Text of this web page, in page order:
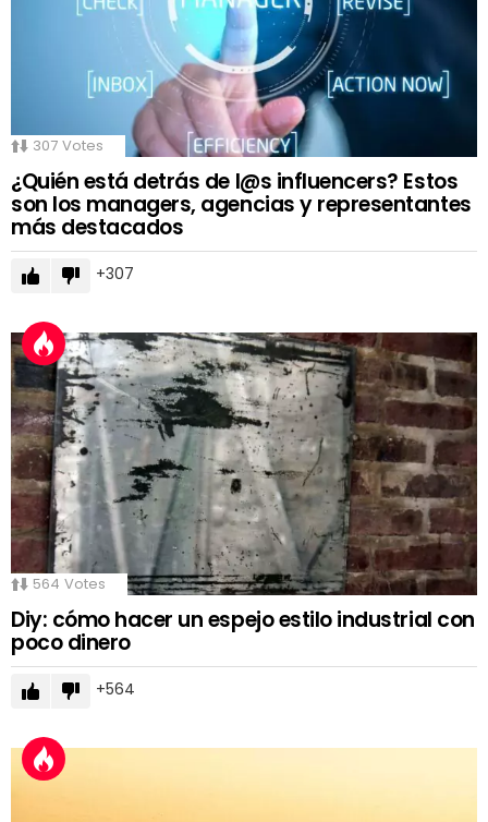
307 Votes
¿Quién está detrás de l@s influencers? Estos
son los managers, agencias y representantes
más destacados
307
564 Votes
Diy: cómo hacer un espejo estilo industrial con
poco dinero
564